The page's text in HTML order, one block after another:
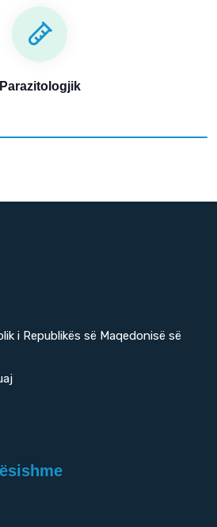
Parazitologjik
i Republikës së Maqedonisë së